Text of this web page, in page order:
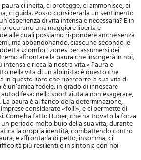
paura ci incita, ci protegge, ci ammonisce, ci
ci guida. Posso considerarla un sentimento
di vita intensa e necessaria? E in
procurano una maggiore libertà e
alle quali possiamo rispondere anche senza
ma abbandonando, ciascuno secondo le
«comfort zone» per assumersi dei
affrontare la paura che insorgerà in noi,
e ricca la nostra vita.» Paura e
nella vita di un alpinista: è questo che
in questo libro che ripercorre la sua vita di
un’amica fedele, in grado di innescare
nello sport aiuta a non esagerare,
paura è al fianco della determinazione,
considerate «folli», e ci permette di
Come ha fatto Huber, che ha trovato la forza
periodo molto buio della sua vita, durante
la propria identità, combattendo contro
e affrontarla di petto, insomma, ci
più resilienti e in sintonia con noi